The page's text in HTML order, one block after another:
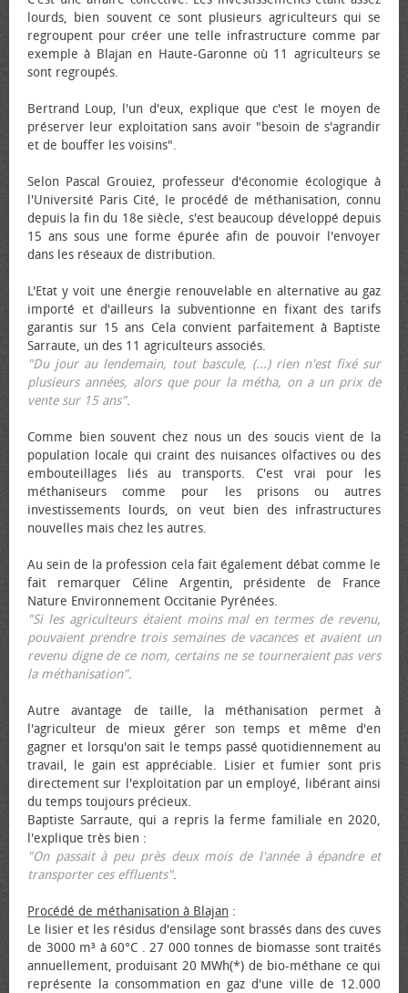
lourds, bien souvent ce sont plusieurs agriculteurs qui se
regroupent pour créer une telle infrastructure comme par
exemple à Blajan en Haute-Garonne où 11 agriculteurs se
sont regroupés.
Bertrand Loup, l'un d'eux, explique que c'est le moyen de
préserver leur exploitation sans avoir "besoin de s'agrandir
et de bouffer les voisins".
Selon Pascal Grouiez, professeur d'économie écologique à
l'Université Paris Cité, le procédé de méthanisation, connu
depuis la fin du 18e siècle, s'est beaucoup développé depuis
15 ans sous une forme épurée afin de pouvoir l'envoyer
dans les réseaux de distribution.
L'Etat y voit une énergie renouvelable en alternative au gaz
importé et d'ailleurs la subventionne en fixant des tarifs
garantis sur 15 ans Cela convient parfaitement à Baptiste
Sarraute, un des 11 agriculteurs associés.
"Du jour au lendemain, tout bascule, (...) rien n'est fixé sur
plusieurs années, alors que pour la métha, on a un prix de
vente sur 15 ans".
Comme bien souvent chez nous un des soucis vient de la
population locale qui craint des nuisances olfactives ou des
embouteillages liés au transports. C'est vrai pour les
méthaniseurs comme pour les prisons ou autres
investissements lourds, on veut bien des infrastructures
nouvelles mais chez les autres.
Au sein de la profession cela fait également débat comme le
fait remarquer Céline Argentin, présidente de France
Nature Environnement Occitanie Pyrénées.
"Si les agriculteurs étaient moins mal en termes de revenu,
pouvaient prendre trois semaines de vacances et avaient un
revenu digne de ce nom, certains ne se tourneraient pas vers
la méthanisation".
Autre avantage de taille, la méthanisation permet à
l'agriculteur de mieux gérer son temps et même d'en
gagner et lorsqu'on sait le temps passé quotidiennement au
travail, le gain est appréciable. Lisier et fumier sont pris
directement sur l'exploitation par un employé, libérant ainsi
du temps toujours précieux.
Baptiste Sarraute, qui a repris la ferme familiale en 2020,
l'explique très bien :
"On passait à peu près deux mois de l'année à épandre et
transporter ces effluents".
Procédé de méthanisation à Blajan :
Le lisier et les résidus d'ensilage sont brassés dans des cuves
de 3000 m³ à 60°C . 27 000 tonnes de biomasse sont traités
annuellement, produisant 20 MWh(*) de bio-méthane ce qui
représente la consommation en gaz d'une ville de 12.000